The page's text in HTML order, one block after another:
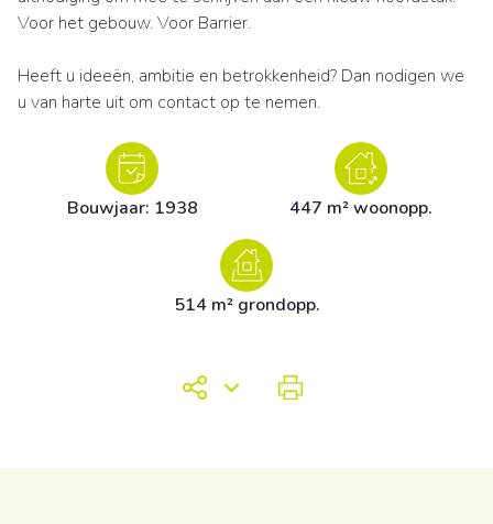
Voor het gebouw. Voor Barrier.
Heeft u ideeën, ambitie en betrokkenheid? Dan nodigen we
u van harte uit om contact op te nemen.
Bouwjaar: 1938 447 m² woonopp.
514 m² grondopp.